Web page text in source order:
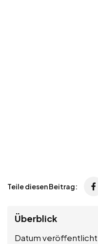
Teile diesen Beitrag:
Überblick
Datum veröffentlicht